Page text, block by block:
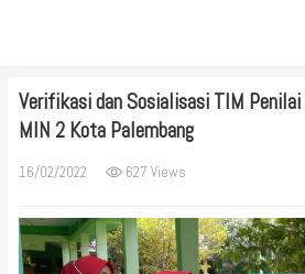
Verifikasi dan Sosialisasi TIM Penilai
MIN 2 Kota Palembang
16/02/2022 627 Views